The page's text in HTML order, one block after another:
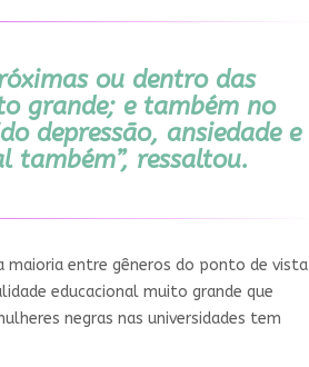
ou dentro das
grande; e também no
depressão, ansiedade e
também”, ressaltou.
maioria entre gêneros do ponto de vista
educacional muito grande que
negras nas universidades tem